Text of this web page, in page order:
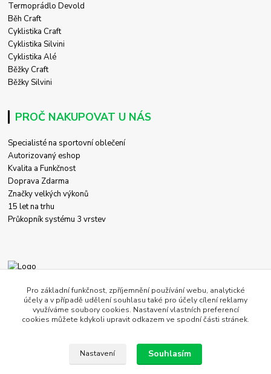
Termoprádlo Devold
Běh Craft
Cyklistika Craft
Cyklistika Silvini
Cyklistika Alé
Běžky Craft
Běžky Silvini
PROČ NAKUPOVAT U NÁS
Specialisté na sportovní oblečení
Autorizovaný eshop
Kvalita a Funkčnost
Doprava Zdarma
Značky velkých výkonů
15 let na trhu
Průkopník systému 3 vrstev
+420 774 458 618
obchod@c-store.cz
Pro základní funkčnost, zpříjemnění používání webu, analytické
účely a v případě udělení souhlasu také pro účely cílení reklamy
využíváme soubory cookies. Nastavení vlastních preferencí
cookies můžete kdykoli upravit odkazem ve spodní části stránek.
Nastavení Souhlasím